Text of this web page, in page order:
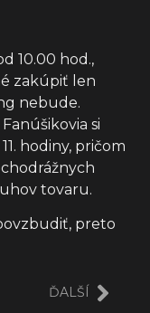
10.00 hod.,
zakúpiť len
nebude.
si
hodiny, pričom
tovaru.
preto
ĎALŠÍ